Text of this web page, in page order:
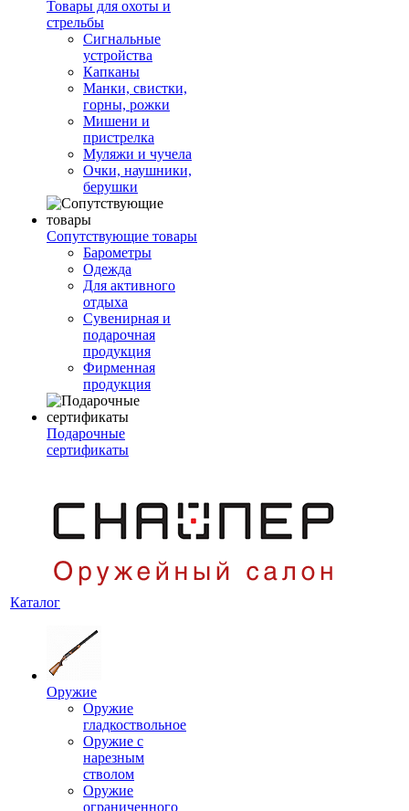
Товары для охоты и
стрельбы
Сигнальные
устройства
Капканы
Манки, свистки,
горны, рожки
Мишени и
пристрелка
Муляжи и чучела
Очки, наушники,
берушки
Сопутствующие товары
Барометры
Одежда
Для активного
отдыха
Сувенирная и
подарочная
продукция
Фирменная
продукция
Подарочные
сертификаты
Каталог
Оружие
Оружие
гладкоствольное
Оружие с
нарезным
стволом
Оружие
ограниченного